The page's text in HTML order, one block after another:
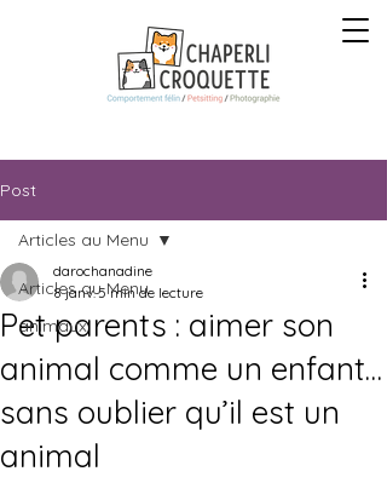
Post
Articles au Menu
animaux
Articles au Menu
Pet parents : aimer son
animal comme un enfant…
sans oublier qu’il est un
animal
darochanadine
8 janv.5 min de lecture